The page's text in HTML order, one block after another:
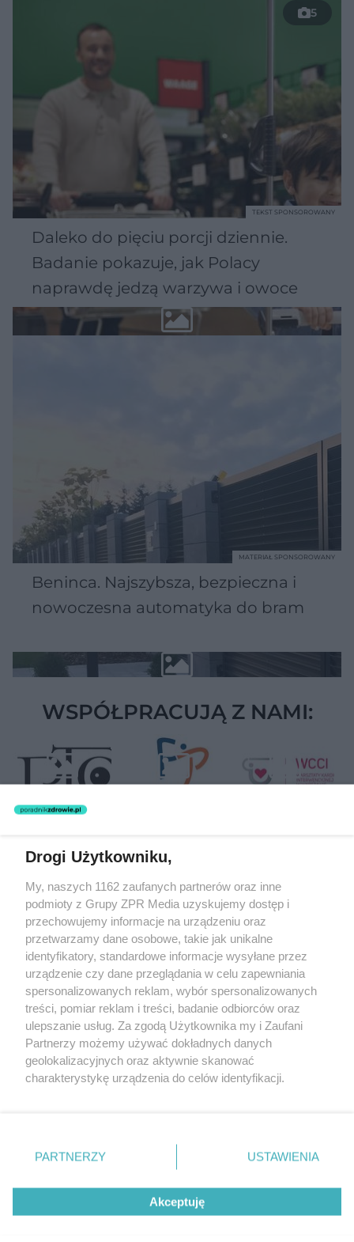
5
Daleko do pięciu porcji dziennie.
Badanie pokazuje, jak Polacy
naprawdę jedzą warzywa i owoce
TEKST SPONSOROWANY
Beninca. Najszybsza, bezpieczna i
nowoczesna automatyka do bram
MATERIAŁ SPONSOROWANY
WSPÓŁPRACUJĄ Z NAMI:
Żaden utwór zamieszczony w serwisie nie może być powielany i
rozpowszechniany lub dalej rozpowszechniany w jakikolwiek sposób
(w tym także elektroniczny lub mechaniczny) na jakimkolwiek polu
eksploatacji w jakiejkolwiek formie, włącznie z umieszczaniem w
Internecie bez pisemnej zgody właściciela praw. Jakiekolwiek użycie
lub wykorzystanie utworów w całości lub w części z naruszeniem
prawa, tzn. bez właściwej zgody, jest zabronione pod groźbą kary i
może być ścigane prawnie.
O nas
Nasze serwisy
Drogi Użytkowniku,
My, naszych 1162 zaufanych partnerów oraz inne
podmioty z Grupy ZPR Media uzyskujemy dostęp i
przechowujemy informacje na urządzeniu oraz
przetwarzamy dane osobowe, takie jak unikalne
identyfikatory, standardowe informacje wysyłane przez
urządzenie czy dane przeglądania w celu zapewniania
spersonalizowanych reklam, wybór spersonalizowanych
treści, pomiar reklam i treści, badanie odbiorców oraz
ulepszanie usług. Za zgodą Użytkownika my i Zaufani
Partnerzy możemy używać dokładnych danych
geolokalizacyjnych oraz aktywnie skanować
charakterystykę urządzenia do celów identyfikacji.
zmienić/wycofać klikając przycisk ustawień prywatności
znajdujący się w lewym dolnym rogu strony
rodzaje przetwarzania danych nie wymagają zgody
użytkownika, ale masz prawo sprzeciwić się takiemu
przetwarzaniu. Preferencje będą miały zastosowanie tylko
PARTNERZY USTAWIENIA
Akceptuję